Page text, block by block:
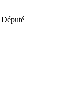
Député